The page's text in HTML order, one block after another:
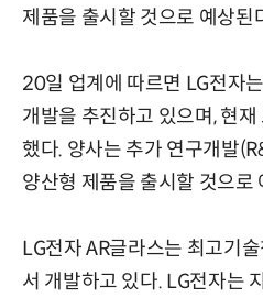
제품을 출시할 것으로 예상된
20일 업계에 따르면 LG전자
개발을 추진하고 있으며, 현
했다. 양사는 추가 연구개발
양산형 제품을 출시할 것으로
LG전자 AR글라스는 최고기
서 개발하고 있다. LG전자는